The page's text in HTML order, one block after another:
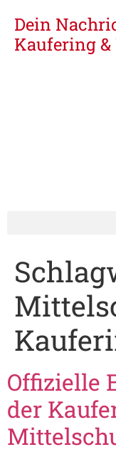
Dein
Kaufering
Offizielle
der